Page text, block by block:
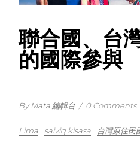
聯合國、台
的國際參與
By Mata 編輯台 / 0 Comments
Lima saiviq kisasa 台灣原住民